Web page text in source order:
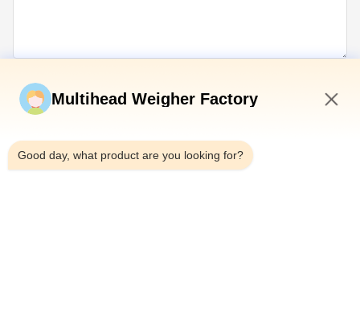
Multihead Weigher Factory
Good day, what product are you looking for?